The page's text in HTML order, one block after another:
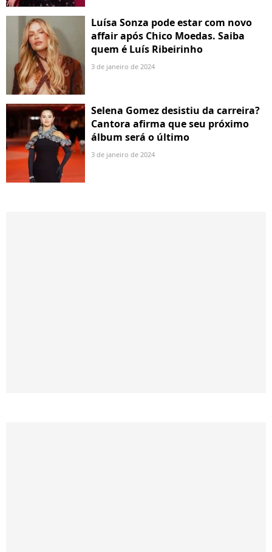
Luísa Sonza pode estar com novo
affair após Chico Moedas. Saiba
quem é Luís Ribeirinho
3 de janeiro de 2024
Selena Gomez desistiu da carreira?
Cantora afirma que seu próximo
álbum será o último
3 de janeiro de 2024